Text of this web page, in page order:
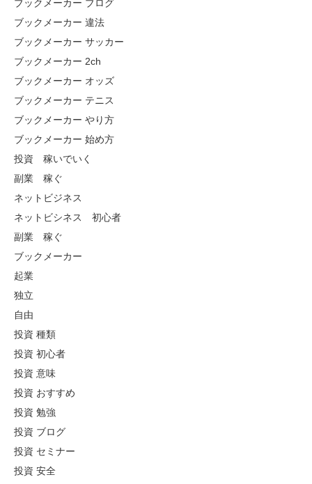
ブックメーカー ブログ
ブックメーカー 違法
ブックメーカー サッカー
ブックメーカー 2ch
ブックメーカー オッズ
ブックメーカー テニス
ブックメーカー やり方
ブックメーカー 始め方
投資 稼いでいく
副業 稼ぐ
ネットビジネス
ネットビシネス 初心者
副業 稼ぐ
ブックメーカー
起業
独立
自由
投資 種類
投資 初心者
投資 意味
投資 おすすめ
投資 勉強
投資 ブログ
投資 セミナー
投資 安全